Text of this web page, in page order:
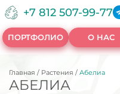
+7 812 507-99-77
ПОРТФОЛИО О НАС
Главная / Растения /Абелиа
АБЕЛИА